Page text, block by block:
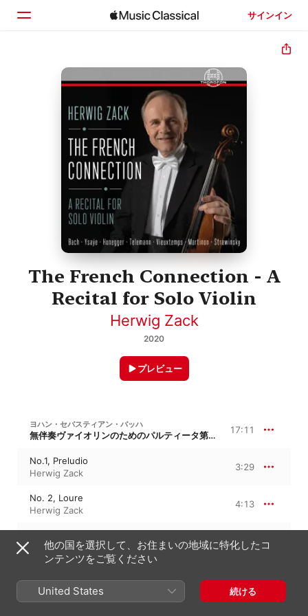
サインイン
ホーム
The French Connection - A
Recital for Solo Violin
Herwig Zack
2020
プレビュー
ヨハン・セバスティアン・バッハ
無伴奏ヴァイオリンのためのパルティータ第3番 ホ長調, BWV 1006 17:11
No.1, Preludio
Herwig Zack
3:29
No. 2, Loure
Herwig Zack
4:13
Herwig Zack
3:00
Herwig Zack
3:30
他の国を選択して、お住まいの地域に特化したコ
ンテンツをご覧ください
United States 続ける